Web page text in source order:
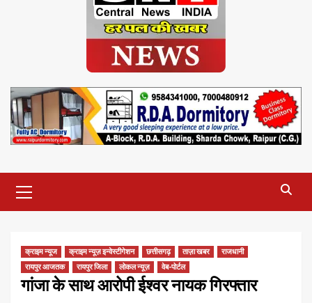
Menu
क्राइम न्यूज क्राइम न्यूज़ इन्वेस्टीगेशन छत्तीसगढ़ ताज़ा खबर
राजधानी
रायपुर आजतक
रायपुर जिला लोकल न्यूज़ वेब-पोर्टल
गांजा के साथ आरोपी ईश्वर नायक गिरफ्तार